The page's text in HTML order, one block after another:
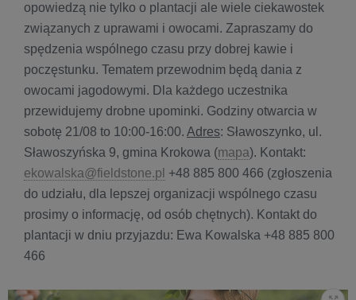
opowiedzą nie tylko o plantacji ale wiele ciekawostek
związanych z uprawami i owocami. Zapraszamy do
spędzenia wspólnego czasu przy dobrej kawie i
poczęstunku. Tematem przewodnim będą dania z
owocami jagodowymi. Dla każdego uczestnika
przewidujemy drobne upominki. Godziny otwarcia w
sobotę 21/08 to 10:00-16:00. Adres: Sławoszynko, ul.
Sławoszyńska 9, gmina Krokowa (mapa). Kontakt:
ekowalska@fieldstone.pl +48 885 800 466 (zgłoszenia
do udziału, dla lepszej organizacji wspólnego czasu
prosimy o informację, od osób chętnych). Kontakt do
plantacji w dniu przyjazdu: Ewa Kowalska +48 885 800
466